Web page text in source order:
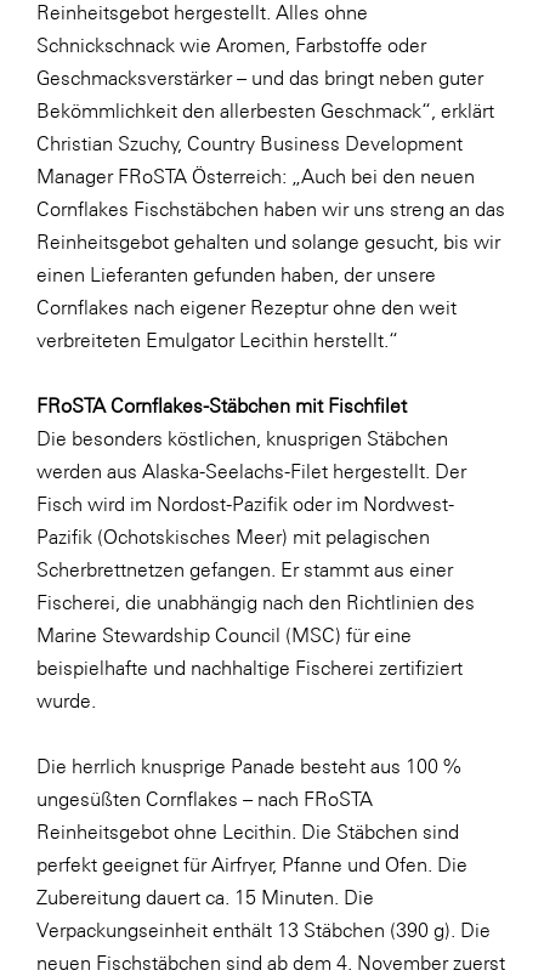
JELD-WEN DANA
kosaplaner
LAT Nitrogen
Lidl Österreich
Die Menü-Manufaktur
MTH Retail Group
OMV
PHH Rechtsanwält:innen
Primark
Salesforce
sebamed
SeneCura
SERVICE&MORE
Somfy
Sony DADC
SPIEGLTEC
STIHL Tirol
Trend Micro
Reinheitsgebot hergestellt. Alles ohne
Schnickschnack wie Aromen, Farbstoffe oder
Geschmacksverstärker – und das bringt neben guter
Bekömmlichkeit den allerbesten Geschmack“, erklärt
Christian Szuchy, Country Business Development
Manager FRoSTA Österreich: „Auch bei den neuen
Cornflakes Fischstäbchen haben wir uns streng an das
Reinheitsgebot gehalten und solange gesucht, bis wir
einen Lieferanten gefunden haben, der unsere
Cornflakes nach eigener Rezeptur ohne den weit
verbreiteten Emulgator Lecithin herstellt.“
FRoSTA Cornflakes-Stäbchen mit Fischfilet
Die besonders köstlichen, knusprigen Stäbchen
werden aus Alaska-Seelachs-Filet hergestellt. Der
Fisch wird im Nordost-Pazifik oder im Nordwest-
Pazifik (Ochotskisches Meer) mit pelagischen
Scherbrettnetzen gefangen. Er stammt aus einer
Fischerei, die unabhängig nach den Richtlinien des
Marine Stewardship Council (MSC) für eine
beispielhafte und nachhaltige Fischerei zertifiziert
wurde.
Die herrlich knusprige Panade besteht aus 100 %
ungesüßten Cornflakes – nach FRoSTA
Reinheitsgebot ohne Lecithin. Die Stäbchen sind
perfekt geeignet für Airfryer, Pfanne und Ofen. Die
Zubereitung dauert ca. 15 Minuten. Die
Verpackungseinheit enthält 13 Stäbchen (390 g). Die
neuen Fischstäbchen sind ab dem 4. November zuerst